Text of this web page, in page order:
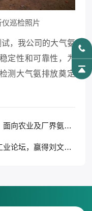
巡检照片
，我公司的大气氨
定性和可靠性，为
测大气氨排放奠定
海尔欣发布重磅新品：面向农业及厂界氨气巡检的高精度激光分析仪
海尔欣受邀参加光谱工业论坛，赢得刘文清院士的青睐